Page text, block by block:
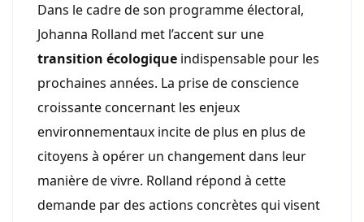
Dans le cadre de son programme électoral,
Johanna Rolland met l’accent sur une
transition écologique indispensable pour les
prochaines années. La prise de conscience
croissante concernant les enjeux
environnementaux incite de plus en plus de
citoyens à opérer un changement dans leur
manière de vivre. Rolland répond à cette
demande par des actions concrètes qui visent